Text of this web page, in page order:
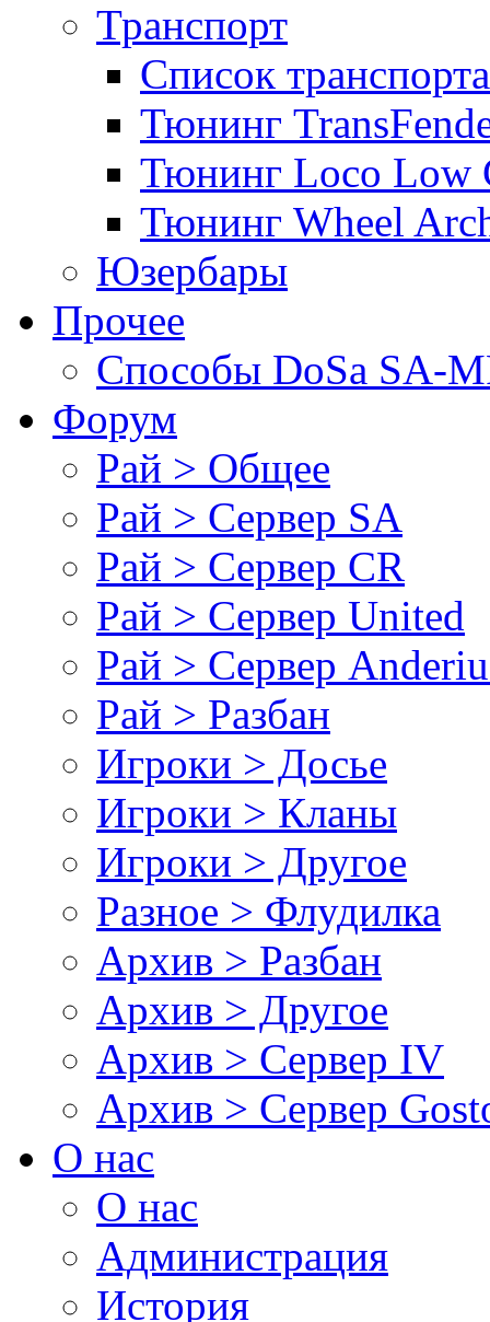
Транспорт
Список транспорта
Тюнинг
Тюнинг Loco Low
Тюнинг Wheel
Юзербары
Прочее
Cпособы DoSа SA-
Форум
Рай > Общее
Рай > Сервер SA
Рай > Сервер CR
Рай > Сервер United
Рай > Сервер
Рай > Разбан
Игроки > Досье
Игроки > Кланы
Игроки > Другое
Разное > Флудилка
Архив > Разбан
Архив > Другое
Архив > Сервер IV
Архив > Сервер
О нас
О нас
Администрация
История